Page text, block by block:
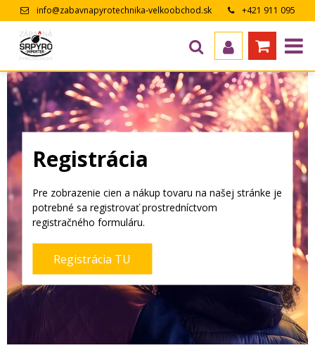
info@zabavnapyrotechnika-velkoobchod.sk
+421 911 095
Registrácia
Pre zobrazenie cien a nákup tovaru na našej stránke je
potrebné sa registrovať prostredníctvom
registračného formuláru.
Registrácia TU